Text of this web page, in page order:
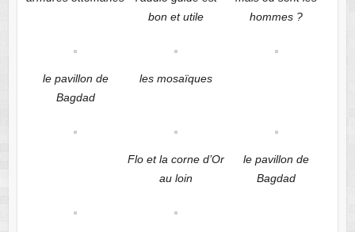
bon et utile
hommes ?
le pavillon de
Bagdad
les mosaïques
Flo et la corne d’Or
au loin
le pavillon de
Bagdad